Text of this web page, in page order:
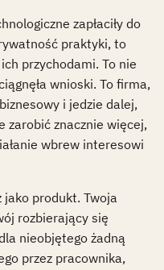
zapłaciły do
praktyki, to
przychodami. To nie
wnioski. To firma,
i jedzie dalej,
zarobić znacznie więcej,
wbrew interesowi
produkt. Twoja
rozbierający się
nieobjętego żadną
przez pracownika,